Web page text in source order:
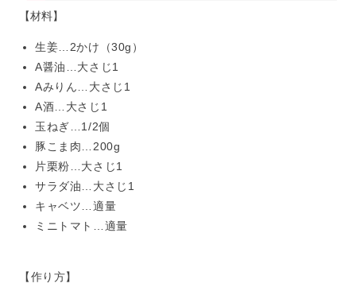
【材料】
生姜…2かけ（30g）
A醤油…大さじ1
Aみりん…大さじ1
A酒…大さじ1
玉ねぎ…1/2個
豚こま肉…200g
片栗粉…大さじ1
サラダ油…大さじ1
キャベツ…適量
ミニトマト…適量
【作り方】